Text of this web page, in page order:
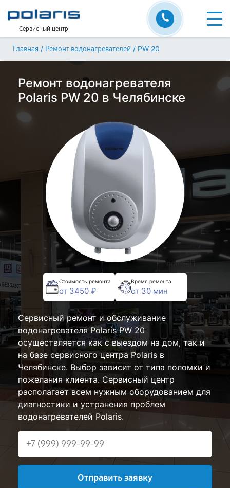
Сервисный центр
Главная / Ремонт водонагревателей / PW 20
Ремонт водонагревателя
Polaris PW 20 в Челябинске
Стоимость ремонта
от 3450 ₽
Время ремонта
от 30 мин
Сервисный ремонт и обслуживание
водонагревателя Polaris PW 20
осуществляется как с выездом на дом, так и
на базе сервисного центра Polaris в
Челябинске. Выбор зависит от типа поломки и
пожелания клиента. Сервисный центр
располагает всем нужным оборудованием для
диагностики и устранения проблем
водонагревателей Polaris.
Отправить заявку